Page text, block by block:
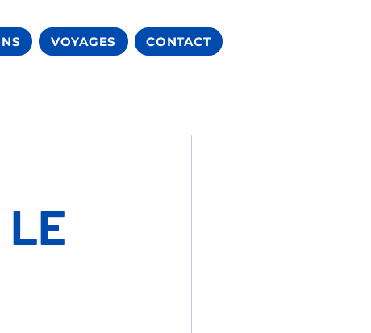
VOYAGES CONTACT